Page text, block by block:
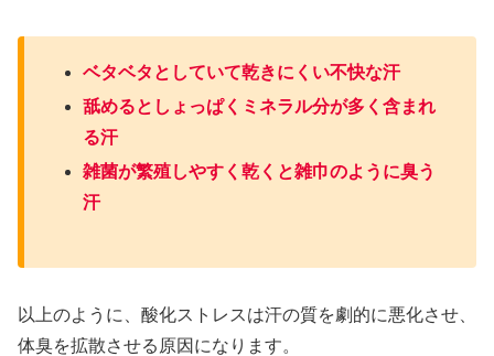
ベタベタとしていて乾きにくい不快な汗
舐めるとしょっぱくミネラル分が多く含まれ
る汗
雑菌が繁殖しやすく乾くと雑巾のように臭う
汗
以上のように、酸化ストレスは汗の質を劇的に悪化させ、
体臭を拡散させる原因になります。